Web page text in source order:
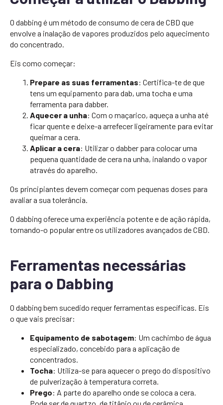
O dabbing é um método de consumo de cera de CBD que
envolve a inalação de vapores produzidos pelo aquecimento
do concentrado.
Eis como começar:
Prepare as suas ferramentas: Certifica-te de que
tens um equipamento para dab, uma tocha e uma
ferramenta para dabber.
Aquecer a unha: Com o maçarico, aqueça a unha até
ficar quente e deixe-a arrefecer ligeiramente para evitar
queimar a cera.
Aplicar a cera: Utilizar o dabber para colocar uma
pequena quantidade de cera na unha, inalando o vapor
através do aparelho.
Os principiantes devem começar com pequenas doses para
avaliar a sua tolerância.
O dabbing oferece uma experiência potente e de ação rápida,
tornando-o popular entre os utilizadores avançados de CBD.
Ferramentas necessárias
para o Dabbing
O dabbing bem sucedido requer ferramentas específicas. Eis
o que vais precisar:
Equipamento de sabotagem: Um cachimbo de água
especializado, concebido para a aplicação de
concentrados.
Tocha: Utiliza-se para aquecer o prego do dispositivo
de pulverização à temperatura correta.
Prego: A parte do aparelho onde se coloca a cera.